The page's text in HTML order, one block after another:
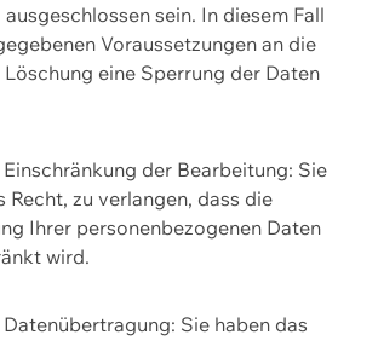
sein. In diesem Fall
Voraussetzungen an die
eine Sperrung der Daten
der Bearbeitung: Sie
Recht, zu verlangen, dass die
Ihrer personenbezogenen Daten
wird.
Sie haben das